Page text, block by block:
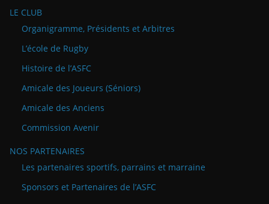
LE CLUB
Organigramme, Présidents et Arbitres
L’école de Rugby
Histoire de l’ASFC
Amicale des Joueurs (Séniors)
Amicale des Anciens
Commission Avenir
NOS PARTENAIRES
Les partenaires sportifs, parrains et marraine
Sponsors et Partenaires de l’ASFC